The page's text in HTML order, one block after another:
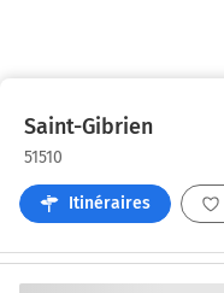
Saint-Gibrien
51510
Itinéraires